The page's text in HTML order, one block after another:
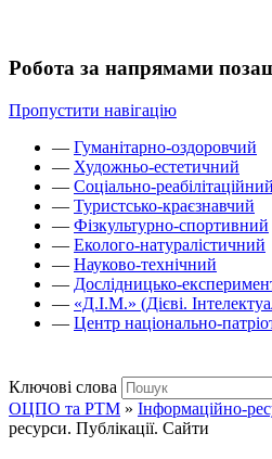
Робота за напрямами
Пропустити навігацію
— Гуманітарно-оздоровчий
— Художньо-естетичний
— Соціально-реабілітаційний
— Туристсько-краєзнавчий
— Фізкультурно-спортивний
— Еколого-натуралістичний
— Науково-технічний
— Дослідницько-
— «Д.І.М.» (Дієві.
— Центр національно-
Ключові слова
ОЦПО та РТМ » Інформаційно-
ресурси. Публікації. Сайти